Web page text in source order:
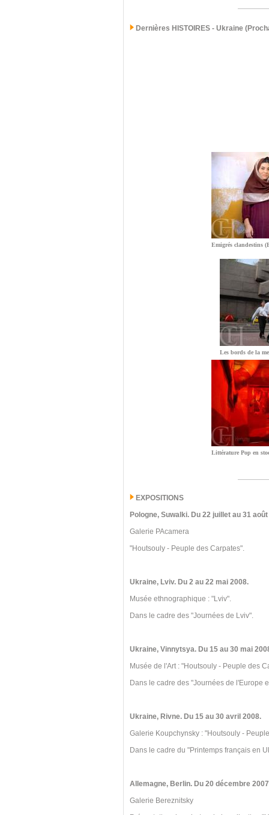
Dernières HISTOIRES - Ukraine
Emigrés clandestins
Les bords de la
Littérature Pop en
EXPOSITIONS
Pologne, Suwalki. Du 22 juillet au 31
Galerie PAcamera
"Houtsouly - Peuple des Carpates".
Ukraine, Lviv. Du 2 au 22 mai 2008.
Musée ethnographique : "Lviv".
Dans le cadre des "Journées de Lviv".
Ukraine, Vinnytsya. Du 15 au 30 mai
Musée de l'Art : "Houtsouly - Peuple des
Dans le cadre des "Journées de l'Europe
Ukraine, Rivne. Du 15 au 30 avril 2008.
Galerie Koupchynsky : "Houtsouly -
Dans le cadre du "Printemps français en
Allemagne, Berlin. Du 20 décembre
Galerie Bereznitsky